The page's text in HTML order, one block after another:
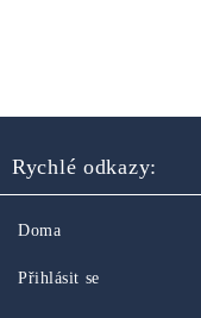
Rychlé odkazy:
Doma
Přihlásit se